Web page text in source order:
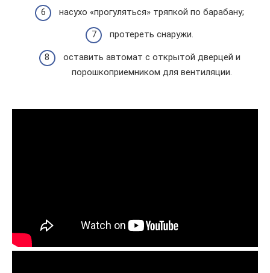
насухо «прогуляться» тряпкой по барабану;
протереть снаружи.
оставить автомат с открытой дверцей и
порошкоприемником для вентиляции.